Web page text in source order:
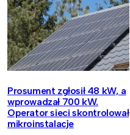
Prosument zgłosił 48 kW, a
wprowadzał 700 kW.
Operator sieci skontrolował
mikroinstalacje